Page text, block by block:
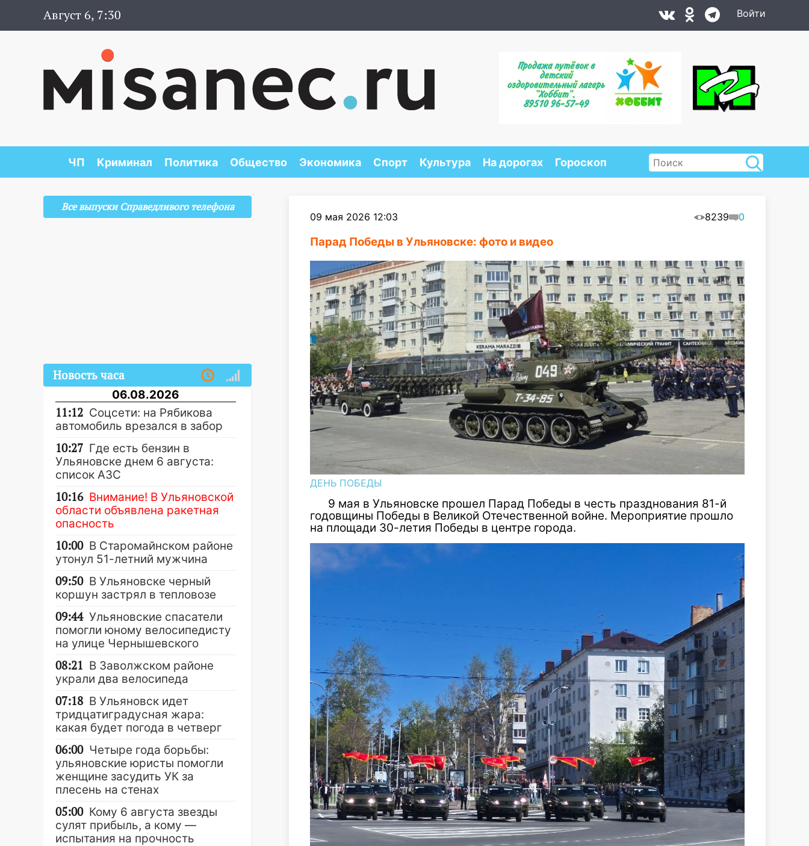
Август 6, 7:30 Войти
ЧП Криминал Политика Общество Экономика Спорт Культура На дорогах Гороскоп
09 мая 2026 12:03 8239 0
Парад Победы в Ульяновске: фото и видео
ДЕНЬ ПОБЕДЫ
9 мая в Ульяновске прошел Парад Победы в честь празднования 81-й
годовщины Победы в Великой Отечественной войне. Мероприятие прошло
на площади 30-летия Победы в центре города.
Все выпуски Справедливого телефона
Новость часа
06.08.2026
11:12 Соцсети: на Рябикова
автомобиль врезался в забор
10:27 Где есть бензин в
Ульяновске днем 6 августа:
список АЗС
10:16 Внимание! В Ульяновской
области объявлена ракетная
опасность
10:00 В Старомайнском районе
утонул 51-летний мужчина
09:50 В Ульяновске черный
коршун застрял в тепловозе
09:44 Ульяновские спасатели
помогли юному велосипедисту
на улице Чернышевского
08:21 В Заволжском районе
украли два велосипеда
07:18 В Ульяновск идет
тридцатиградусная жара:
какая будет погода в четверг
06:00 Четыре года борьбы:
ульяновские юристы помогли
женщине засудить УК за
плесень на стенах
05:00 Кому 6 августа звезды
сулят прибыль, а кому —
испытания на прочность